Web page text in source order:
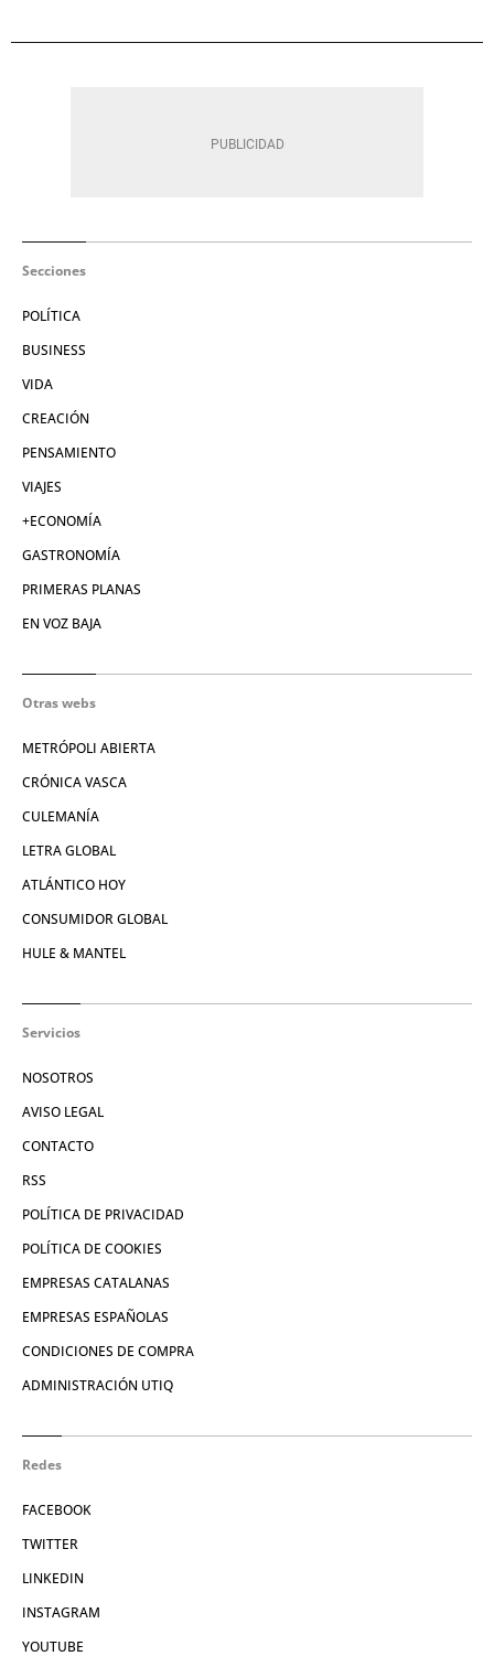
Secciones
POLÍTICA
BUSINESS
VIDA
CREACIÓN
PENSAMIENTO
VIAJES
+ECONOMÍA
GASTRONOMÍA
PRIMERAS PLANAS
EN VOZ BAJA
Otras webs
METRÓPOLI ABIERTA
CRÓNICA VASCA
CULEMANÍA
LETRA GLOBAL
ATLÁNTICO HOY
CONSUMIDOR GLOBAL
HULE & MANTEL
Servicios
NOSOTROS
AVISO LEGAL
CONTACTO
RSS
POLÍTICA DE PRIVACIDAD
POLÍTICA DE COOKIES
EMPRESAS CATALANAS
EMPRESAS ESPAÑOLAS
CONDICIONES DE COMPRA
ADMINISTRACIÓN UTIQ
Redes
FACEBOOK
TWITTER
LINKEDIN
INSTAGRAM
YOUTUBE